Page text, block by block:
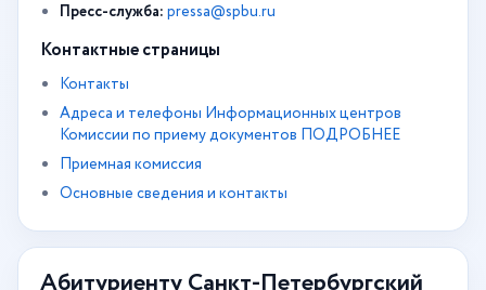
Пресс-служба: pressa@spbu.ru
Контактные страницы
Контакты
Адреса и телефоны Информационных центров
Комиссии по приему документов ПОДРОБНЕЕ
Приемная комиссия
Основные сведения и контакты